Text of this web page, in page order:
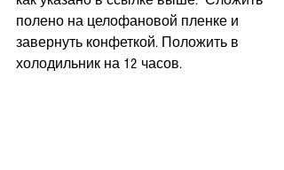
полено на целофановой пленке и
завернуть конфеткой. Положить в
холодильник на 12 часов.